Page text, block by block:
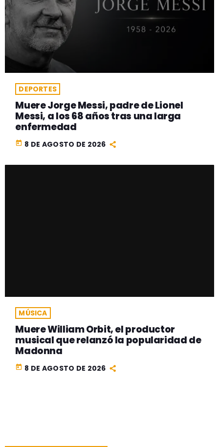
DEPORTES
Muere Jorge Messi, padre de Lionel
Messi, a los 68 años tras una larga
enfermedad
today 8 DE AGOSTO DE 2026
MÚSICA
Muere William Orbit, el productor
musical que relanzó la popularidad de
Madonna
today 8 DE AGOSTO DE 2026